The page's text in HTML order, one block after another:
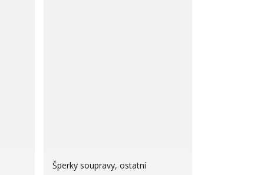
Šperky soupravy, ostatní